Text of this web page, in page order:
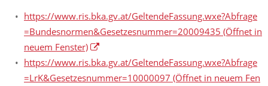
https://www.ris.bka.gv.at/GeltendeFassung.wxe?Abfrage
=Bundesnormen&Gesetzesnummer=20009435 (Öffnet in
neuem Fenster)
https://www.ris.bka.gv.at/GeltendeFassung.wxe?Abfrage
=LrK&Gesetzesnummer=10000097 (Öffnet in neuem Fen